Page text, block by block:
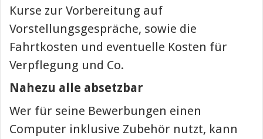
Kurse zur Vorbereitung auf
Vorstellungsgespräche, sowie die
Fahrtkosten und eventuelle Kosten für
Verpflegung und Co.
Nahezu alle absetzbar
Wer für seine Bewerbungen einen
Computer inklusive Zubehör nutzt, kann